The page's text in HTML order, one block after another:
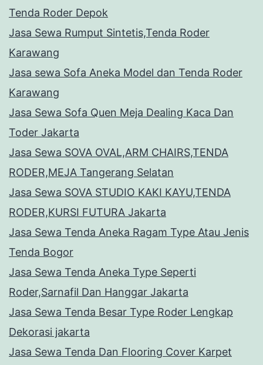
Tenda Roder Depok
Jasa Sewa Rumput Sintetis,Tenda Roder
Karawang
Jasa sewa Sofa Aneka Model dan Tenda Roder
Karawang
Jasa Sewa Sofa Quen Meja Dealing Kaca Dan
Toder Jakarta
Jasa Sewa SOVA OVAL,ARM CHAIRS,TENDA
RODER,MEJA Tangerang Selatan
Jasa Sewa SOVA STUDIO KAKI KAYU,TENDA
RODER,KURSI FUTURA Jakarta
Jasa Sewa Tenda Aneka Ragam Type Atau Jenis
Tenda Bogor
Jasa Sewa Tenda Aneka Type Seperti
Roder,Sarnafil Dan Hanggar Jakarta
Jasa Sewa Tenda Besar Type Roder Lengkap
Dekorasi jakarta
Jasa Sewa Tenda Dan Flooring Cover Karpet